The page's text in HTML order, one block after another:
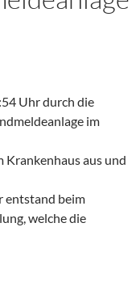
Uhr durch die
im
Krankenhaus aus und
entstand beim
welche die